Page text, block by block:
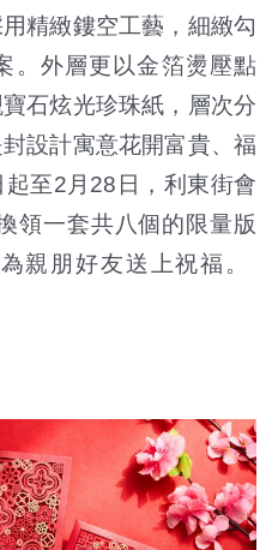
精緻鏤空工藝，細緻勾
。外層更以金箔燙壓點
石炫光珍珠紙，層次分
設計寓意花開富貴、福
至2月28日，利東街會
領一套共八個的限量版
親朋好友送上祝福。